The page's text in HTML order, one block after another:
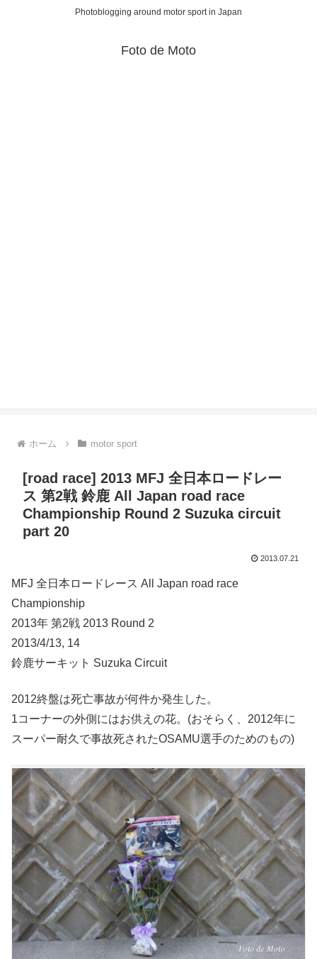
Photoblogging around motor sport in Japan
Foto de Moto
ホーム motor sport
[road race] 2013 MFJ 全日本ロードレー
ス 第2戦 鈴鹿 All Japan road race
Championship Round 2 Suzuka circuit
part 20
2013.07.21
MFJ 全日本ロードレース All Japan road race
Championship
2013年 第2戦 2013 Round 2
2013/4/13, 14
鈴鹿サーキット Suzuka Circuit
2012終盤は死亡事故が何件か発生した。
1コーナーの外側にはお供えの花。(おそらく、2012年に
スーパー耐久で事故死されたOSAMU選手のためのもの)